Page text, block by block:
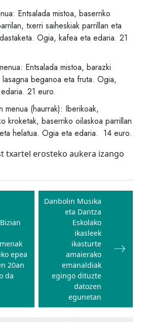
Entsalada mistoa, baserriko
txerri saiheskiak parrillan eta
Ogia, kafea eta edaria. 21
Entsalada mistoa, barazki
lasagna beganoa eta fruta. Ogia,
21 euro.
menua (haurrak): Iberikoak,
kroketak, baserriko oilaskoa parrillan
helatua. Ogia eta edaria. 14 euro.
txartel erosteko aukera izango
epea
20an
da
Danbolin Musika
eta Dantza
Eskolako
ikasleek
ikasturte
amaierako
emanaldiak
egingo dituzte
datozen
egunetan